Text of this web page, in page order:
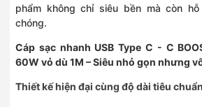
phẩm không chỉ siêu bền mà còn
chóng.
Cáp sạc nhanh USB Type C - C
60W vỏ dù 1M – Siêu nhỏ gọn nhưng
Thiết kế hiện đại cùng độ dài tiêu chuẩn